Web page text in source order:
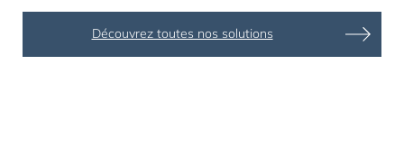
Découvrez toutes nos solutions